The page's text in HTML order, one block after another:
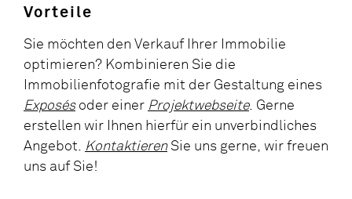
Vorteile
Sie möchten den Verkauf Ihrer Immobilie
optimieren? Kombinieren Sie die
Immobilienfotografie mit der Gestaltung eines
Exposésoder einer Projektwebseite. Gerne
erstellen wir Ihnen hierfür ein unverbindliches
Angebot. KontaktierenSie uns gerne, wir freuen
uns auf Sie!